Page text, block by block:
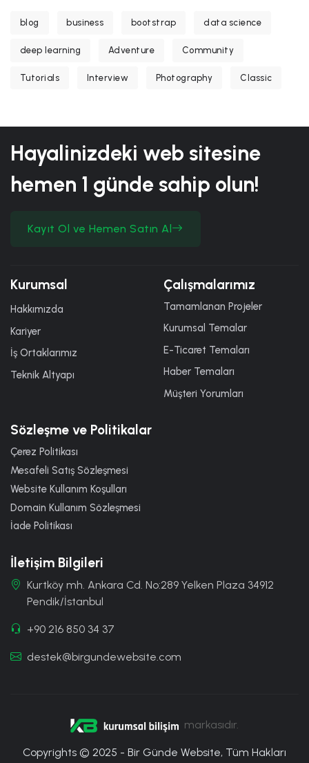
blog business bootstrap data science
deep learning Adventure Community
Tutorials Interview Photography Classic
Hayalinizdeki web sitesine
hemen 1 gündesahip olun!
Kayıt Ol ve Hemen Satın Al
Kurumsal
Hakkımızda
Kariyer
İş Ortaklarımız
Teknik Altyapı
Çalışmalarımız
Tamamlanan Projeler
Kurumsal Temalar
E-Ticaret Temaları
Haber Temaları
Müşteri Yorumları
Sözleşme ve Politikalar
Çerez Politikası
Mesafeli Satış Sözleşmesi
Website Kullanım Koşulları
Domain Kullanım Sözleşmesi
İade Politikası
İletişim Bilgileri
Kurtköy mh. Ankara Cd. No:289 Yelken Plaza 34912
Pendik/İstanbul
+90 216 850 34 37
destek@birgundewebsite.com
markasıdır.
Copyrights © 2025 - Bir Günde Website, Tüm Hakları